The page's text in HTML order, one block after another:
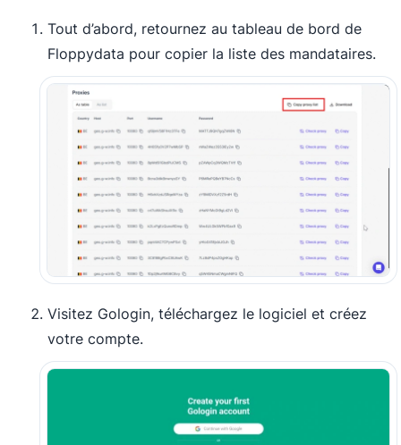
Tout d’abord, retournez au tableau de bord de
Floppydata pour copier la liste des mandataires.
Visitez Gologin, téléchargez le logiciel et créez
votre compte.